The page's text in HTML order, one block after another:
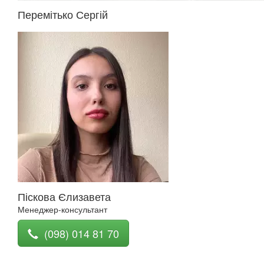
Перемітько Сергій
Піскова Єлизавета
Менеджер-консультант
(098) 014 81 70